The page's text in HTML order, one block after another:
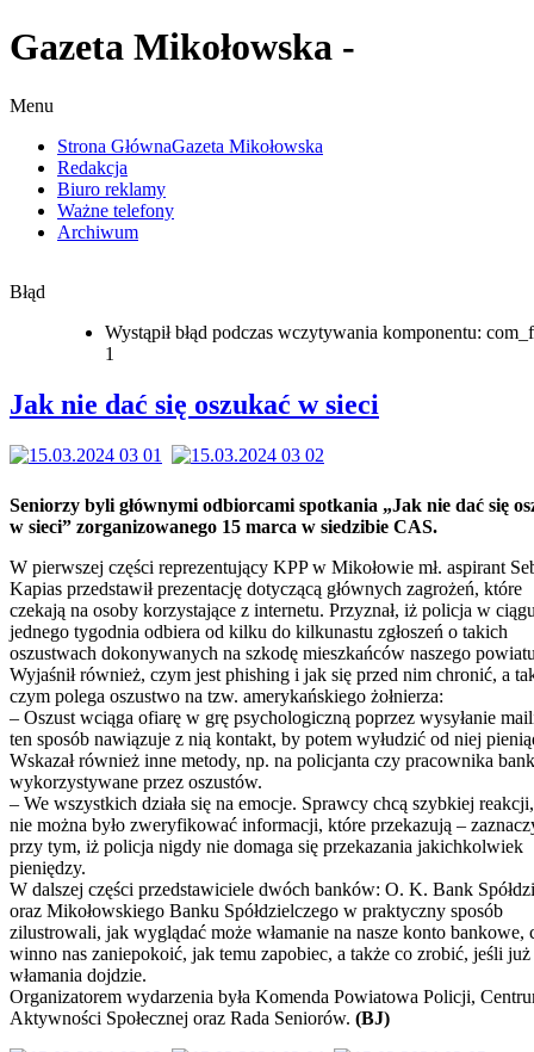
Gazeta Mikołowska -
Menu
Strona GłównaGazeta Mikołowska
Redakcja
Biuro reklamy
Ważne telefony
Archiwum
Błąd
Wystąpił błąd podczas wczytywania komponentu:
1
Jak nie dać się oszukać w sieci
Seniorzy byli głównymi odbiorcami spotkania „Jak nie dać się
w sieci” zorganizowanego 15 marca w siedzibie CAS.
W pierwszej części reprezentujący KPP w Mikołowie mł. aspirant
Kapias przedstawił prezentację dotyczącą głównych zagrożeń, które
czekają na osoby korzystające z internetu. Przyznał, iż policja w
jednego tygodnia odbiera od kilku do kilkunastu zgłoszeń o takich
oszustwach dokonywanych na szkodę mieszkańców naszego
Wyjaśnił również, czym jest phishing i jak się przed nim chronić, a
czym polega oszustwo na tzw. amerykańskiego żołnierza:
– Oszust wciąga ofiarę w grę psychologiczną poprzez wysyłanie
ten sposób nawiązuje z nią kontakt, by potem wyłudzić od niej
Wskazał również inne metody, np. na policjanta czy pracownika
wykorzystywane przez oszustów.
– We wszystkich działa się na emocje. Sprawcy chcą szybkiej
nie można było zweryfikować informacji, które przekazują –
przy tym, iż policja nigdy nie domaga się przekazania jakichkolwiek
pieniędzy.
W dalszej części przedstawiciele dwóch banków: O. K. Bank
oraz Mikołowskiego Banku Spółdzielczego w praktyczny sposób
zilustrowali, jak wyglądać może włamanie na nasze konto bankowe,
winno nas zaniepokoić, jak temu zapobiec, a także co zrobić, jeśli
włamania dojdzie.
Organizatorem wydarzenia była Komenda Powiatowa Policji,
Aktywności Społecznej oraz Rada Seniorów. (BJ)